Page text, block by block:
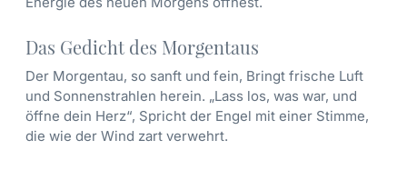
Das Gedicht des Morgentaus
Der Morgentau, so sanft und fein, Bringt frische Luft
und Sonnenstrahlen herein. „Lass los, was war, und
öffne dein Herz“, Spricht der Engel mit einer Stimme,
die wie der Wind zart verwehrt.